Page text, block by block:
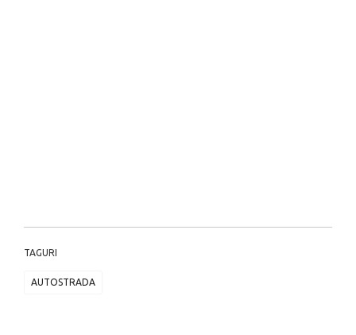
TAGURI
AUTOSTRADA